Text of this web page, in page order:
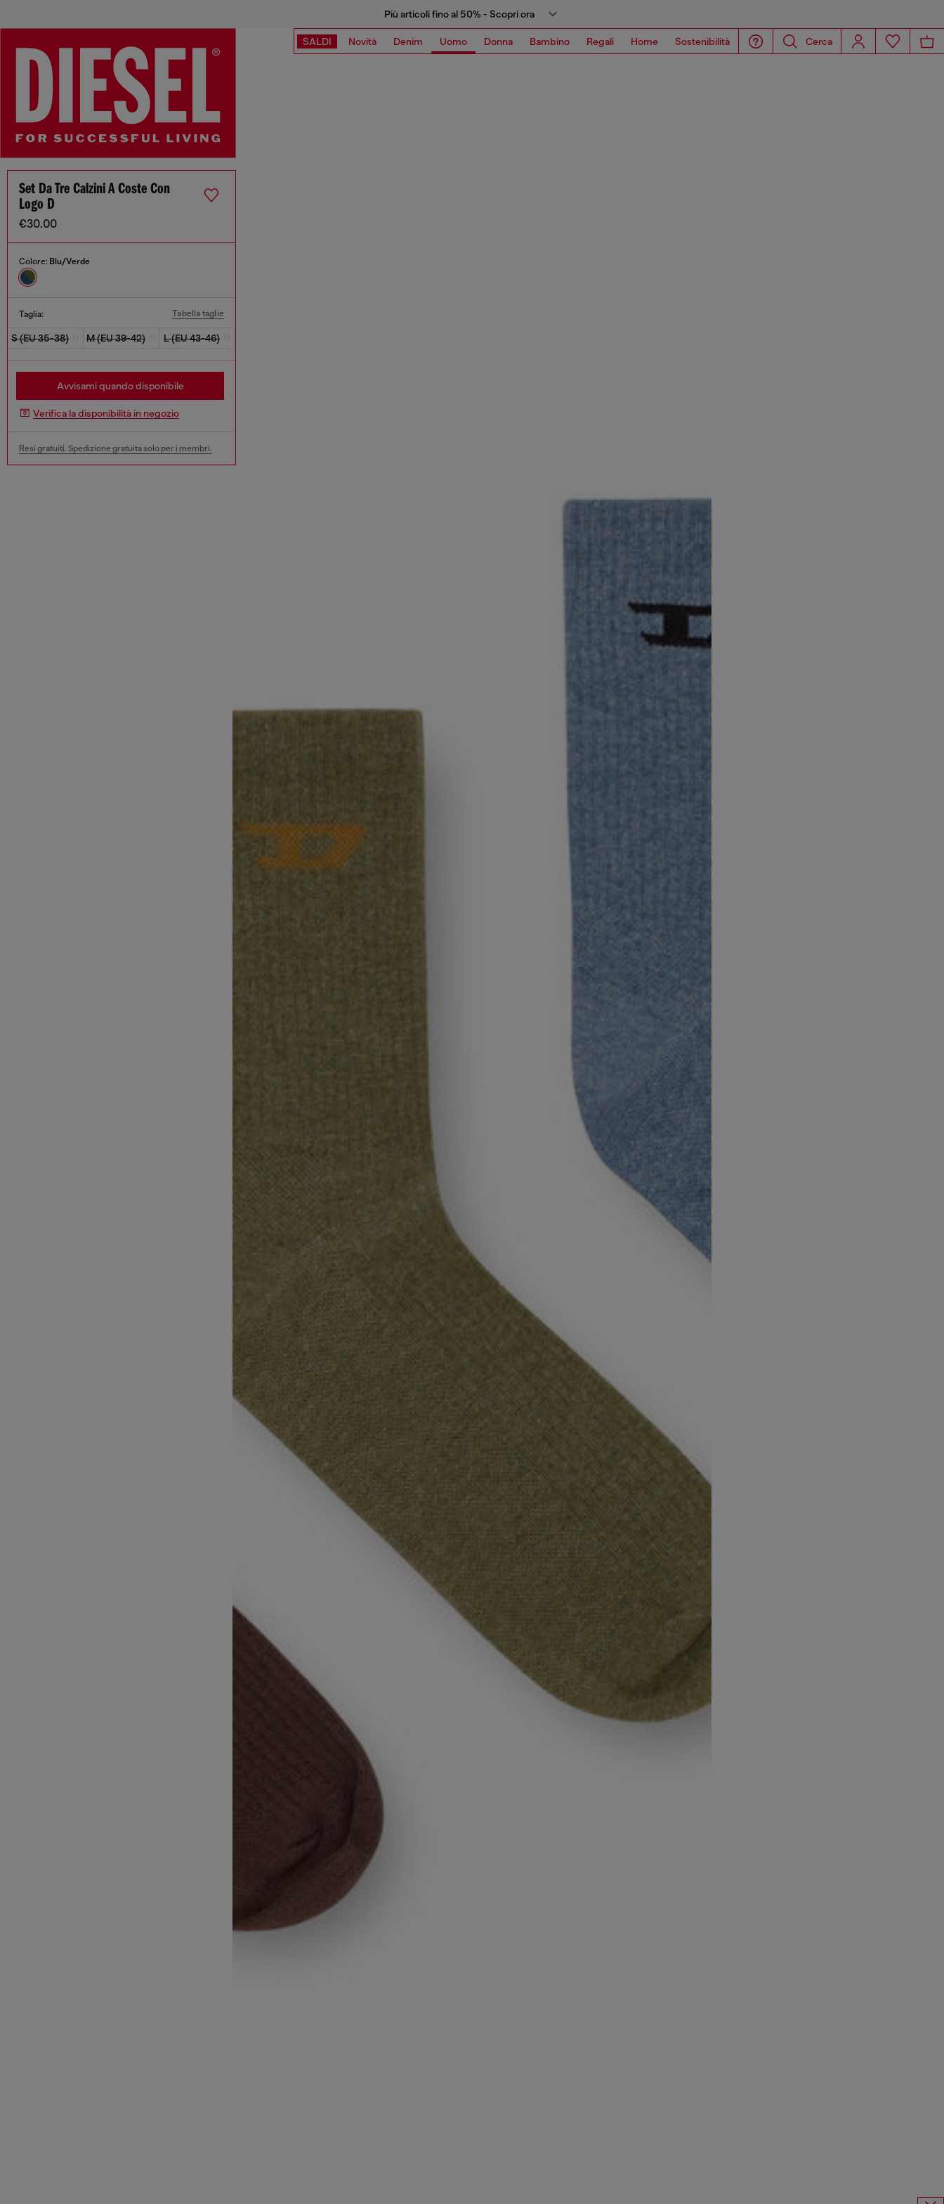
Più articoli fino al 50% - Scopri ora
SALDI Novità Denim Uomo Donna Bambino Regali Home Sostenibilità Cerca
Set Da Tre Calzini A Coste Con
Logo D
€30.00
Colore: Blu/Verde
Taglia: Tabella taglie
S (EU 35-38) M (EU 39-42) L (EU 43-46)
Avvisami quando disponibile
Verifica la disponibilità in negozio
Resi gratuiti. Spedizione gratuita solo per i membri.